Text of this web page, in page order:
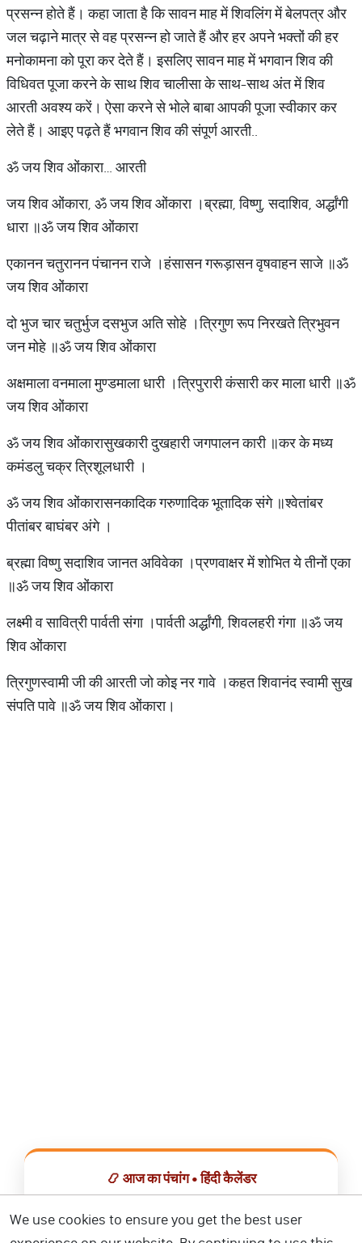
प्रसन्न होते हैं। कहा जाता है कि सावन माह में शिवलिंग में बेलपत्र और
जल चढ़ाने मात्र से वह प्रसन्न हो जाते हैं और हर अपने भक्तों की हर
मनोकामना को पूरा कर देते हैं। इसलिए सावन माह में भगवान शिव की
विधिवत पूजा करने के साथ शिव चालीसा के साथ-साथ अंत में शिव
आरती अवश्य करें। ऐसा करने से भोले बाबा आपकी पूजा स्वीकार कर
लेते हैं। आइए पढ़ते हैं भगवान शिव की संपूर्ण आरती..
ॐ जय शिव ओंकारा… आरती
जय शिव ओंकारा, ॐ जय शिव ओंकारा ।ब्रह्मा, विष्णु, सदाशिव, अर्द्धांगी
धारा ॥ॐ जय शिव ओंकारा
एकानन चतुरानन पंचानन राजे ।हंसासन गरूड़ासन वृषवाहन साजे ॥ॐ
जय शिव ओंकारा
दो भुज चार चतुर्भुज दसभुज अति सोहे ।त्रिगुण रूप निरखते त्रिभुवन
जन मोहे ॥ॐ जय शिव ओंकारा
अक्षमाला वनमाला मुण्डमाला धारी ।त्रिपुरारी कंसारी कर माला धारी ॥ॐ
जय शिव ओंकारा
ॐ जय शिव ओंकारासुखकारी दुखहारी जगपालन कारी ॥कर के मध्य
कमंडलु चक्र त्रिशूलधारी ।
ॐ जय शिव ओंकारासनकादिक गरुणादिक भूतादिक संगे ॥श्वेतांबर
पीतांबर बाघंबर अंगे ।
ब्रह्मा विष्णु सदाशिव जानत अविवेका ।प्रणवाक्षर में शोभित ये तीनों एका
॥ॐ जय शिव ओंकारा
लक्ष्मी व सावित्री पार्वती संगा ।पार्वती अर्द्धांगी, शिवलहरी गंगा ॥ॐ जय
शिव ओंकारा
त्रिगुणस्वामी जी की आरती जो कोइ नर गावे ।कहत शिवानंद स्वामी सुख
संपति पावे ॥ॐ जय शिव ओंकारा।
📿 आज का पंचांग • हिंदी कैलेंडर
We use cookies to ensure you get the best user